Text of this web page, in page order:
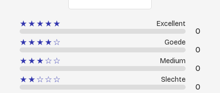
★★★★★ Excellent
0
★★★★☆
Goede
0
★★★☆☆
Medium
0
★★☆☆☆
Slechte
0